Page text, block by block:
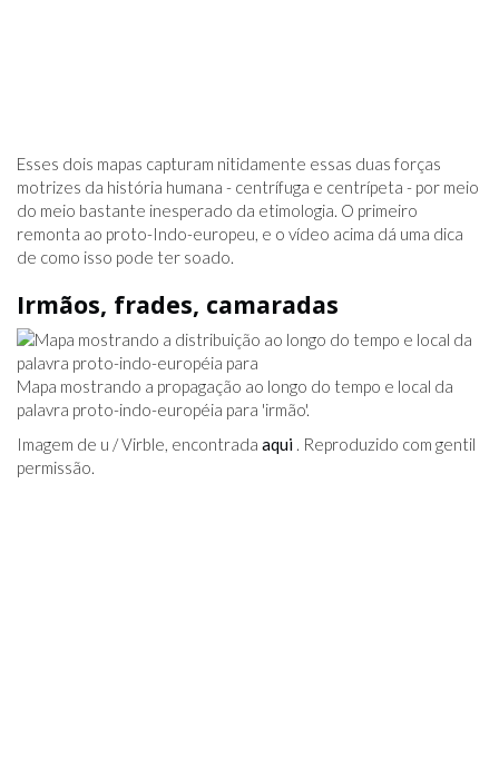
Esses dois mapas capturam nitidamente essas duas forças
motrizes da história humana - centrífuga e centrípeta - por meio
do meio bastante inesperado da etimologia. O primeiro
remonta ao proto-Indo-europeu, e o vídeo acima dá uma dica
de como isso pode ter soado.
Irmãos, frades, camaradas
Mapa mostrando a propagação ao longo do tempo e local da
palavra proto-indo-européia para 'irmão'.
Imagem de u / Virble, encontrada aqui . Reproduzido com gentil
permissão.